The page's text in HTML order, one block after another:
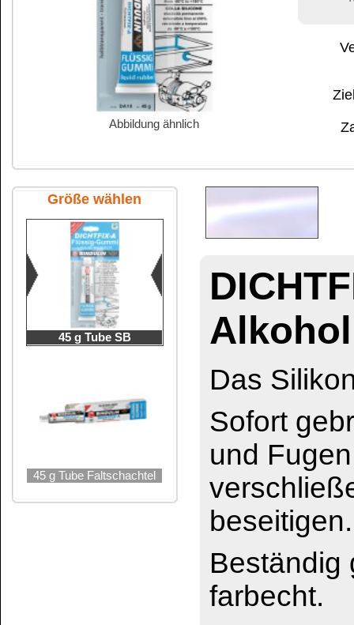
Größe wählen
45 g Tube Faltschachtel
DICHTFIX-A
Alkoholbasis
Das Silikon aus der
Sofort
und Fugen lassen
verschließen,
beseitigen.
Beständig gegen
farbecht.
witterungs- und
Wasser.
Eingesetzt wird
Im Nass- und
Für Anschluss-
Badewannen,
Für
Fliesen und
Als Ersatz für